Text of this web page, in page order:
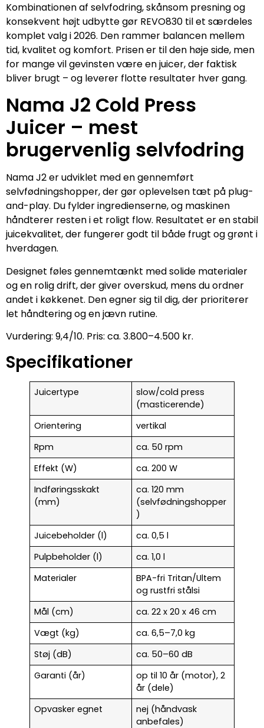
Kombinationen af selvfodring, skånsom presning og
konsekvent højt udbytte gør REVO830 til et særdeles
komplet valg i 2026. Den rammer balancen mellem
tid, kvalitet og komfort. Prisen er til den høje side, men
for mange vil gevinsten være en juicer, der faktisk
bliver brugt – og leverer flotte resultater hver gang.
Nama J2 Cold Press
Juicer – mest
brugervenlig selvfodring
Nama J2 er udviklet med en gennemført
selvfødningshopper, der gør oplevelsen tæt på plug-
and-play. Du fylder ingredienserne, og maskinen
håndterer resten i et roligt flow. Resultatet er en stabil
juicekvalitet, der fungerer godt til både frugt og grønt i
hverdagen.
Designet føles gennemtænkt med solide materialer
og en rolig drift, der giver overskud, mens du ordner
andet i køkkenet. Den egner sig til dig, der prioriterer
let håndtering og en jævn rutine.
Vurdering: 9,4/10. Pris: ca. 3.800–4.500 kr.
Specifikationer
Juicertype
slow/cold press
(masticerende)
Orientering
vertikal
Rpm
ca. 50 rpm
Effekt (W)
ca. 200 W
Indføringsskakt
(mm)
ca. 120 mm
(selvfødningshopper
)
Juicebeholder (l)
ca. 0,5 l
Pulpbeholder (l)
ca. 1,0 l
Materialer
BPA-fri Tritan/Ultem
og rustfri stålsi
Mål (cm)
ca. 22 x 20 x 46 cm
Vægt (kg)
ca. 6,5–7,0 kg
Støj (dB)
ca. 50–60 dB
Garanti (år)
op til 10 år (motor), 2
år (dele)
Opvasker egnet
nej (håndvask
anbefales)